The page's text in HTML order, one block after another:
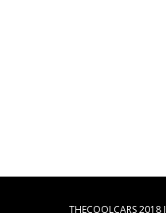
THECOOLCARS 2018 I